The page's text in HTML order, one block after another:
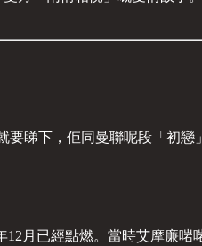
睇下，佢同曼聯呢段「初戀
月已經點燃。當時艾摩廉